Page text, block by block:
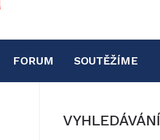
FORUM SOUTĚŽÍME
VYHLEDÁVÁNÍ